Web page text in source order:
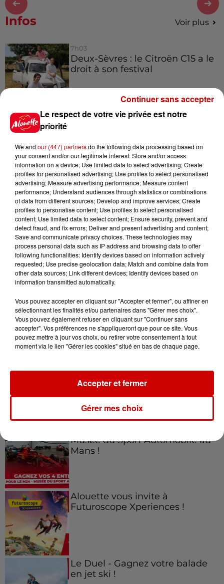
Infos Voir plus
7h03
Deux-Sèvres : le Citroën C15 a le
droit à son festival
6 août 2026
6 août 2026
Vendre un chiot en animalerie
peut coûter très cher
6 août 2026
Invasion de physalies sur des
plages du Sud-Ouest
Jeux Voir plus
Festival du Roi Arthur 2026 !
Musée du Sport Automobile au
Mans !
Alouette vous invite à
Futuroscope Xperiences !
Le Duel - Gagnez votre balade
en jet ski !
Le respect de votre vie privée est notre
priorité
We and our (447) partnersdo the following data processing based on
your consent and/or our legitimate interest: Store and/or access
information on a device; Use limited data to select advertising; Create
profiles for personalised advertising; Use profiles to select personalised
advertising; Measure advertising performance; Measure content
performance; Understand audiences through statistics or combinations
of data from different sources; Develop and improve services; Create
profiles to personalise content; Use profiles to select personalised
content; Use limited data to select content; Ensure security, prevent and
detect fraud, and fix errors; Deliver and present advertising and content;
Save and communicate privacy choices. These technologies may
process personal data such as IP address and browsing data to offer
following functionalities: Identify devices based on information actively
requested; Use precise geolocation data; Match and combine data from
other data sources; Link different devices; Identify devices based on
information transmitted automatically.
Vous pouvez accepter en cliquant sur "Accepter et fermer", ou affiner en
sélectionnant les finalités et/ou partenaires dans "Gérer mes choix".
Vous pouvez également refuser en cliquant sur "Continuer sans
accepter". Vos préférences ne s'appliqueront que pour ce site. Vous
pouvez mettre à jour vos choix, ou retirer votre consentement à tout
moment via le lien "Gérer les cookies" situé en bas de chaque page.
Gérer mes choix
Accepter et fermer
Continuer sans accepter